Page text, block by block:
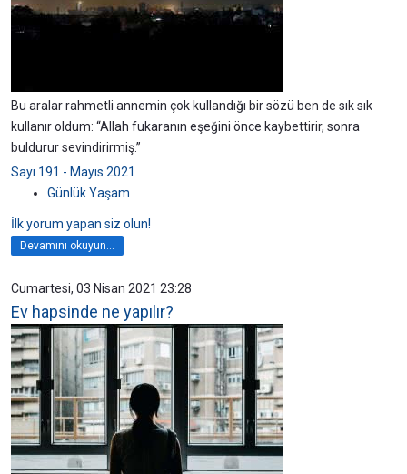
Bu aralar rahmetli annemin çok kullandığı bir sözü ben de sık sık
kullanır oldum: “Allah fukaranın eşeğini önce kaybettirir, sonra
buldurur sevindirirmiş.”
Sayı 191 - Mayıs 2021
Günlük Yaşam
İlk yorum yapan siz olun!
Devamını okuyun...
Cumartesi, 03 Nisan 2021 23:28
Ev hapsinde ne yapılır?